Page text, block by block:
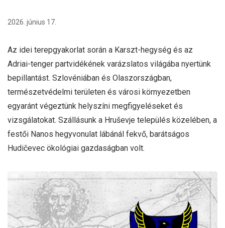
2026. június 17.
Az idei terepgyakorlat során a Karszt-hegység és az
Adriai-tenger partvidékének varázslatos világába nyertünk
bepillantást. Szlovéniában és Olaszországban,
természetvédelmi területen és városi környezetben
egyaránt végeztünk helyszíni megfigyeléseket és
vizsgálatokat. Szállásunk a Hruševje település közelében, a
festői Nanos hegyvonulat lábánál fekvő, barátságos
Hudičevec ökológiai gazdaságban volt.